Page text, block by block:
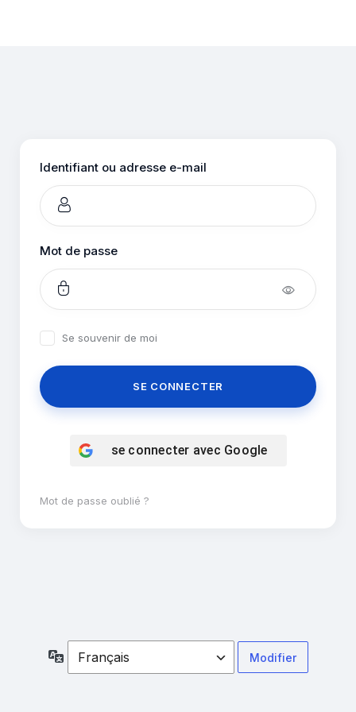
Identifiant ou adresse e-mail
Mot de passe
Se souvenir de moi
se connecter avec Google
Mot de passe oublié ?
Langue